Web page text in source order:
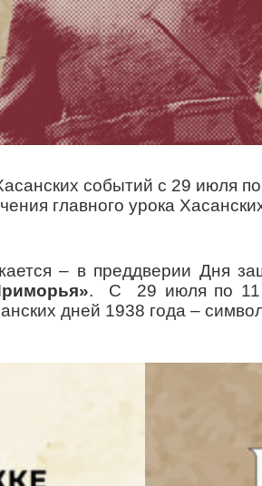
событий с 29 июля
главного урока
– в преддверии Дня
. С 29 июля по 11
дней 1938 года –